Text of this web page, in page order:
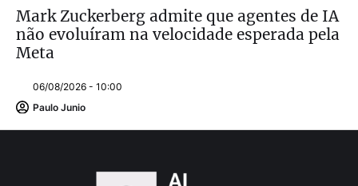
Mark Zuckerberg admite que agentes de IA
não evoluíram na velocidade esperada pela
Meta
06/08/2026 - 10:00
Paulo Junio